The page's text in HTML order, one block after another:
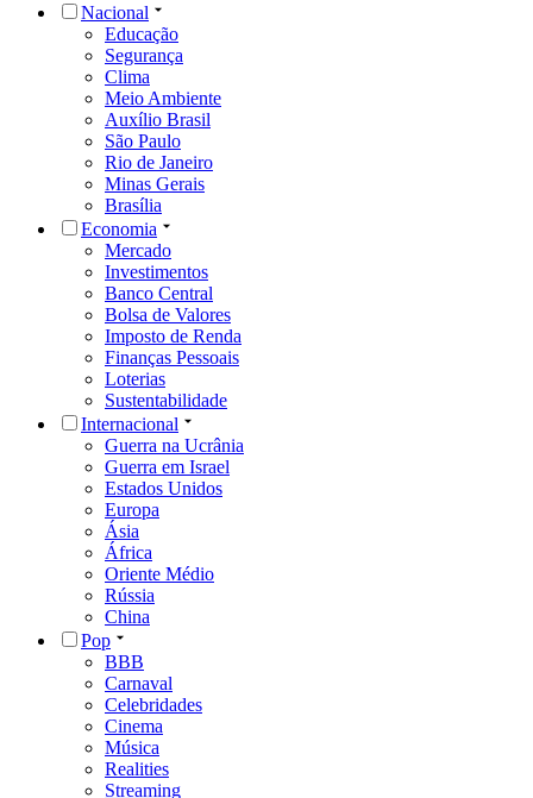
Nacional
Educação
Segurança
Clima
Meio Ambiente
Auxílio Brasil
São Paulo
Rio de Janeiro
Minas Gerais
Brasília
Economia
Mercado
Investimentos
Banco Central
Bolsa de Valores
Imposto de Renda
Finanças Pessoais
Loterias
Sustentabilidade
Internacional
Guerra na Ucrânia
Guerra em Israel
Estados Unidos
Europa
Ásia
África
Oriente Médio
Rússia
China
Pop
BBB
Carnaval
Celebridades
Cinema
Música
Realities
Streaming